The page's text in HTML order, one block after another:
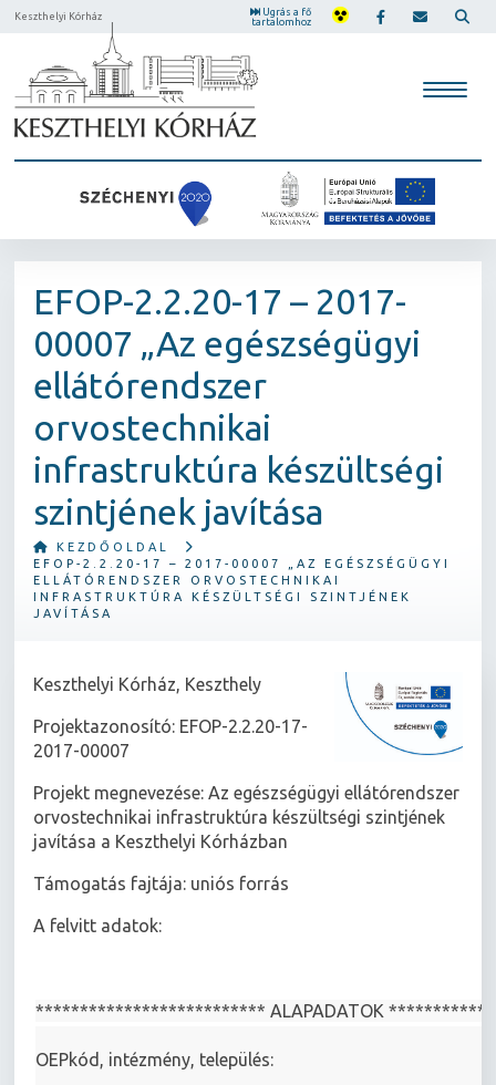
Keszthelyi Kórház
Ugrás a fő
tartalomhoz
EFOP-2.2.20-17 – 2017-
00007 „Az egészségügyi
ellátórendszer
orvostechnikai
infrastruktúra készültségi
szintjének javítása
KEZDŐOLDAL
EFOP-2.2.20-17 – 2017-00007 „AZ EGÉSZSÉGÜGYI
ELLÁTÓRENDSZER ORVOSTECHNIKAI
INFRASTRUKTÚRA KÉSZÜLTSÉGI SZINTJÉNEK
JAVÍTÁSA
Keszthelyi Kórház, Keszthely
Projektazonosító: EFOP-2.2.20-17-
2017-00007
Projekt megnevezése: Az egészségügyi ellátórendszer
orvostechnikai infrastruktúra készültségi szintjének
javítása a Keszthelyi Kórházban
Támogatás fajtája: uniós forrás
A felvitt adatok:
************************** ALAPADATOK
OEPkód, intézmény, település: